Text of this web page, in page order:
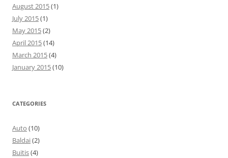
August 2015(1)
July 2015(1)
May 2015(2)
April 2015(14)
March 2015(4)
January 2015(10)
CATEGORIES
Auto (10)
Baldai(2)
Buitis(4)